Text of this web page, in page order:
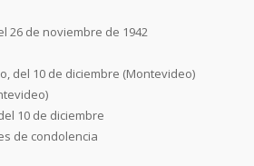
26 de noviembre de 1942
del 10 de diciembre (Montevideo)
10 de diciembre
de condolencia